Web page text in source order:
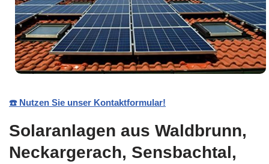
☎️ Nutzen Sie unser Kontaktformular!
Solaranlagen aus Waldbrunn,
Neckargerach, Sensbachtal,